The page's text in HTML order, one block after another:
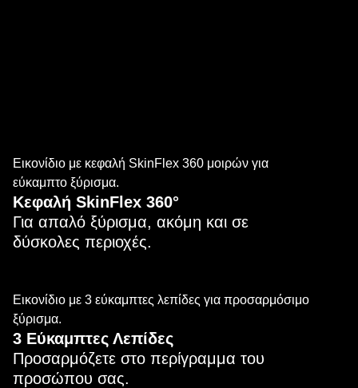
Εικονίδιο με κεφαλή SkinFlex 360 μοιρών για
εύκαμπτο ξύρισμα.
Κεφαλή SkinFlex 360°
Για απαλό ξύρισμα, ακόμη και σε
δύσκολες περιοχές.
Εικονίδιο με 3 εύκαμπτες λεπίδες για προσαρμόσιμο
ξύρισμα.
3 Εύκαμπτες Λεπίδες
Προσαρμόζετε στο περίγραμμα του
προσώπου σας.